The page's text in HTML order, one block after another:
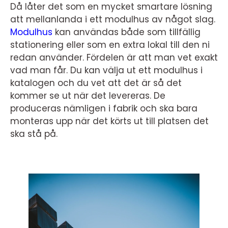
Då låter det som en mycket smartare lösning
att mellanlanda i ett modulhus av något slag.
Modulhus kan användas både som tillfällig
stationering eller som en extra lokal till den ni
redan använder. Fördelen är att man vet exakt
vad man får. Du kan välja ut ett modulhus i
katalogen och du vet att det är så det
kommer se ut när det levereras. De
produceras nämligen i fabrik och ska bara
monteras upp när det körts ut till platsen det
ska stå på.